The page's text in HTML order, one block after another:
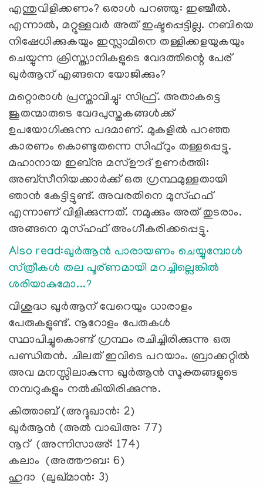
എന്തുവിളിക്കണം? ഒരാള്‍ പറഞ്ഞു: ഇഞ്ചീല്‍.
എന്നാല്‍, മറ്റുള്ളവര്‍ അത് ഇഷ്ടപ്പെട്ടില്ല. നബിയെ
നിഷേധിക്കുകയും ഇസ്ലാമിനെ തള്ളിക്കളയുകയും
ചെയ്യുന്ന ക്രിസ്ത്യാനികളുടെ വേദത്തിന്റെ പേര്
ഖുര്‍ആന് എങ്ങനെ യോജിക്കും?
മറ്റൊരാള്‍ പ്രസ്താവിച്ചു: സിഫ്ര്. അതാകട്ടെ
ജൂതന്മാരുടെ വേദപുസ്തകങ്ങള്‍ക്ക്
ഉപയോഗിക്കുന്ന പദമാണ്. മുകളില്‍ പറഞ്ഞ
കാരണം കൊണ്ടുതന്നെ സിഫ്റും തള്ളപ്പെട്ടു.
മഹാനായ ഇബ്നു മസ്ഊദ് ഉണര്‍ത്തി:
അബ്സീനിയക്കാര്‍ക്ക് ഒരു ഗ്രന്ഥമുള്ളതായി
ഞാന്‍ കേട്ടിട്ടുണ്ട്. അവരതിനെ മുസ്ഹഫ്
എന്നാണ് വിളിക്കുന്നത്. നമുക്കും അത് തുടരാം.
അങ്ങനെ മുസ്ഹഫ് അംഗീകരിക്കപ്പെട്ടു.
Also read:ഖുർആന്‍ പാരായണം ചെയ്യുമ്പോള്‍
സ്‌ത്രീകൾ തല പൂര്ണമായി മറച്ചില്ലെങ്കില്‍
ശരിയാകുമോ...?
വിശുദ്ധ ഖുര്‍ആന് വേറെയും ധാരാളം
പേരുകളുണ്ട്. നൂറോളം പേരുകള്‍
സ്ഥാപിച്ചുകൊണ്ട് ഗ്രന്ഥം രചിച്ചിരിക്കുന്നു ഒരു
പണ്ഡിതന്‍. ചിലത് ഇവിടെ പറയാം. ബ്രാക്കറ്റില്‍
അവ മനസ്സിലാകുന്ന ഖുര്‍ആന്‍ സൂക്തങ്ങളുടെ
നമ്പറുകളും നല്‍കിയിരിക്കുന്നു.
കിത്താബ് (അദ്ദുഖാന്‍: 2)
ഖുര്‍ആന്‍ (അല്‍ വാഖിഅ: 77)
നൂറ് (അന്നിസാഅ്: 174)
കലാം (അത്തൗബ: 6)
ഹുദാ (ലുഖ്മാന്‍: 3)